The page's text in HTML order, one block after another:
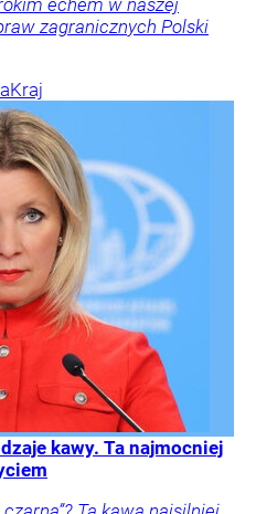
echem w naszej
zagranicznych Polski
Kraj
kawy. Ta najmocniej